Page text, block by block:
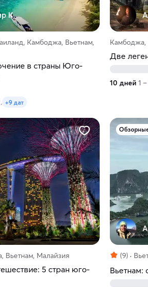
К.
Камбоджа, Вьетнам,
в страны Юго-
+9 дат
Камбоджа,
Две
10 дней 1
Вьетнам, Малайзия
5 стран юго-
(9)
Вьетнам: